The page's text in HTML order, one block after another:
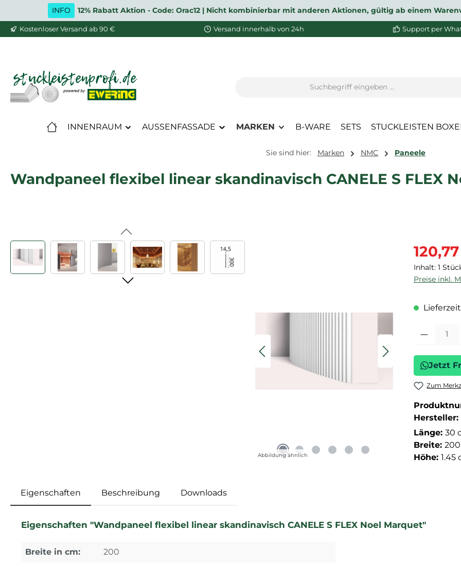
Hauptinhalt springen
Zur Suche springen
Zur Hauptnavigation springen
INFO 12% Rabatt Aktion - Code: Orac12 | Nicht kombinierbar mit anderen Aktionen, gültig ab einem
Kostenloser Versand ab 90 € Versand innerhalb von 24h Support per
INNENRAUM AUSSENFASSADE MARKEN B-WARE SETS STUCKLEISTEN
Sie sind hier: Marken NMC Paneele
Wandpaneel flexibel linear skandinavisch CANELE S FLEX
Bildergalerie überspringen
Abbildung ähnlich
Inhalt: 1
Preise inkl.
Produkt
Jetzt
Zum
Hersteller:
Länge: 30
Breite:
Höhe: 1.45
Eigenschaften Beschreibung Downloads
Eigenschaften "Wandpaneel flexibel linear skandinavisch CANELE S FLEX Noel Marquet"
Breite in cm: 200